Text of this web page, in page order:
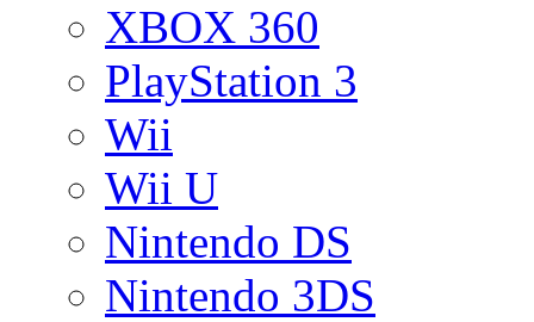
XBOX 360
PlayStation 3
Wii
Wii U
Nintendo DS
Nintendo 3DS